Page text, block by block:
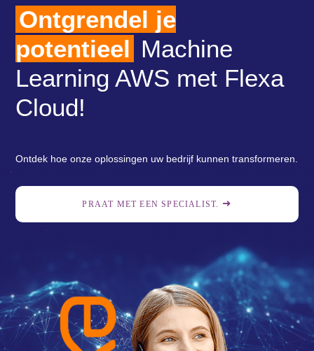
Ontgrendel je
potentieel Machine
Learning AWS met Flexa
Cloud!
Ontdek hoe onze oplossingen uw bedrijf kunnen transformeren.
PRAAT MET EEN SPECIALIST.